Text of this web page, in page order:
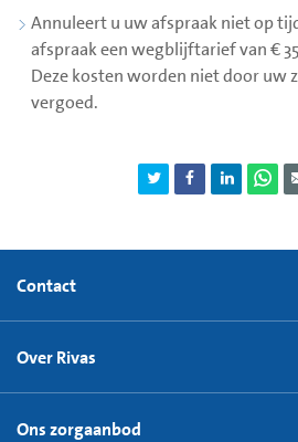
Annuleert u uw afspraak niet op
afspraak een wegblijftarief van €
Deze kosten worden niet door uw
vergoed.
Contact
Over Rivas
Ons zorgaanbod